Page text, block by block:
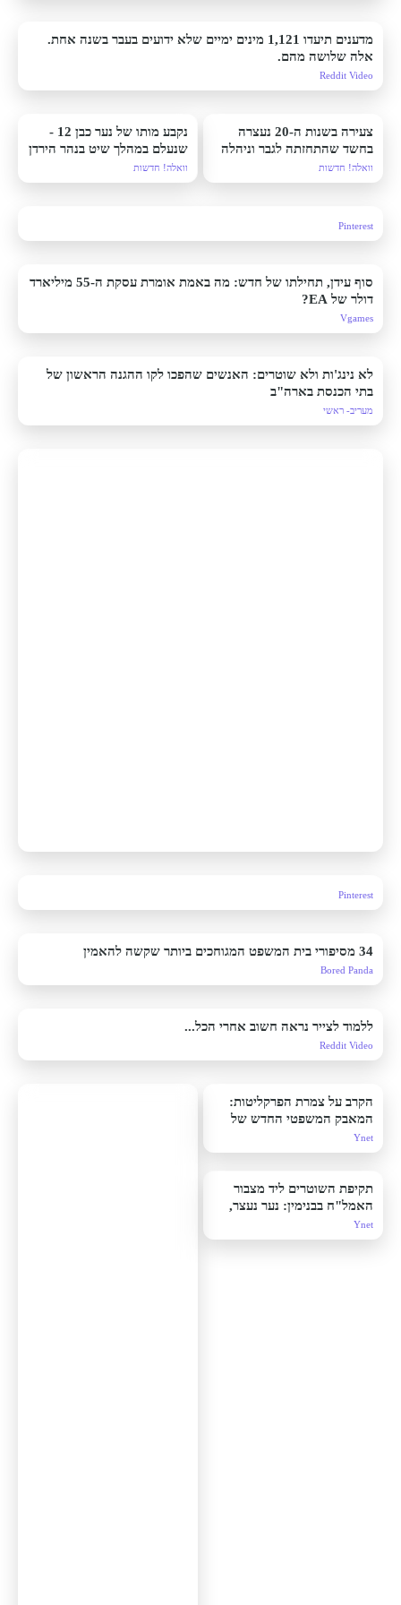
מדענים תיעדו 1,121 מינים ימיים שלא ידועים בעבר בשנה אחת.
אלה שלושה מהם.
Reddit Video
צעירה בשנות ה-20 נעצרה
בחשד שהתחזתה לגבר וניהלה
קשרים עם נשים
וואלה! חדשות
נקבע מותו של נער כבן 12 -
שנעלם במהלך שיט בנהר הירדן
וואלה! חדשות
Pinterest
סוף עידן, תחילתו של חדש: מה באמת אומרת עסקת ה-55 מיליארד
דולר של EA?
Vgames
לא נינג'ות ולא שוטרים: האנשים שהפכו לקו ההגנה הראשון של
בתי הכנסת בארה"ב
מעריב- ראשי
Pinterest
34 מסיפורי בית המשפט המגוחכים ביותר שקשה להאמין
Bored Panda
ללמוד לצייר נראה חשוב אחרי הכל...
Reddit Video
הקרב על צמרת הפרקליטות:
המאבק המשפטי החדש של
לוין
Ynet
תקיפת השוטרים ליד מצבור
האמל"ח בבנימין: נער נעצר,
אביו חשוד שסייע לברוח
Ynet